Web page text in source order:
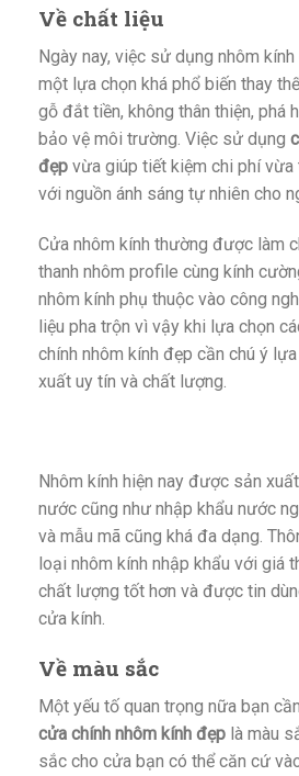
Về chất liệu
Ngày nay, việc sử dụng nhôm
một lựa chọn khá phổ biến thay
gỗ đắt tiền, không thân thiện, phá
bảo vệ môi trường. Việc sử dụng
đẹp vừa giúp tiết kiệm chi phí
với nguồn ánh sáng tự nhiên cho
Cửa nhôm kính thường được làm
thanh nhôm profile cùng kính
nhôm kính phụ thuộc vào công
liệu pha trộn vì vậy khi lựa chọn
chính nhôm kính đẹp cần chú ý
xuất uy tín và chất lượng.
Nhôm kính hiện nay được sản
nước cũng như nhập khẩu nước
và mẫu mã cũng khá đa dạng.
loại nhôm kính nhập khẩu với giá
chất lượng tốt hơn và được tin
cửa kính.
Về màu sắc
Một yếu tố quan trọng nữa bạn
cửa chính nhôm kính đẹp là màu
sắc cho cửa bạn có thể căn cứ